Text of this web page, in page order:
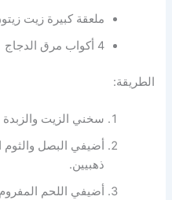
ملعقة كبيرة زيت
4 أكواب مرق الدجاج
الطريقة:
سخني الزيت
أضيفي البصل والثوم
ذهبيين.
أضيفي اللحم